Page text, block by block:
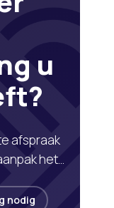
u
afspraak
het
nodig